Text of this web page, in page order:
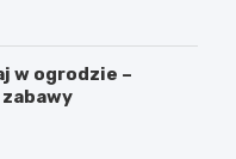
w ogrodzie –